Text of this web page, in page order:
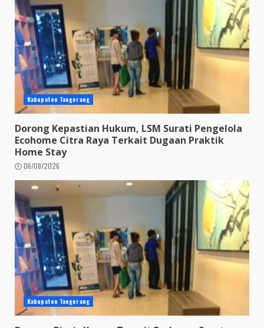
Kabupaten Tangerang
Dorong Kepastian Hukum, LSM Surati Pengelola
Ecohome Citra Raya Terkait Dugaan Praktik
Home Stay
06/08/2026
Kabupaten Tangerang